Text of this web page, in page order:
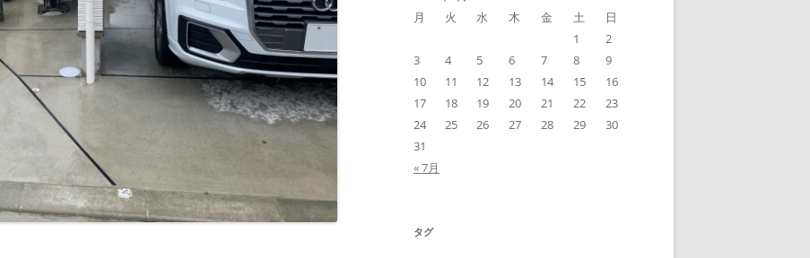
月
火 水 木 金 土
日
1
2
3
4 5 6 7 8
9
10
11 12 13 14 15
16
17
18 19 20 21 22
23
24
25 26 27 28 29
30
31
« 7月
タグ